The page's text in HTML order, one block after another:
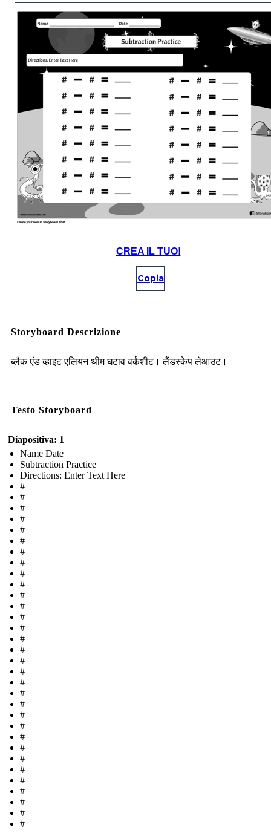
CREA IL TUO!
Copia
Storyboard Descrizione
ब्लैक एंड व्हाइट एलियन थीम घटाव वर्कशीट। लैंडस्केप लेआउट।
Testo Storyboard
Diapositiva: 1
Name Date
Subtraction Practice
Directions: Enter Text Here
#
#
#
#
#
#
#
#
#
#
#
#
#
#
#
#
#
#
#
#
#
#
#
#
#
#
#
#
#
#
#
#